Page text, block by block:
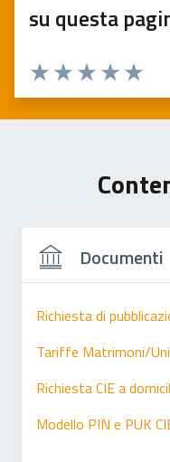
su questa
Valuta 4
Valuta 3
Valuta 2 stelle
Valuta 1 stelle su 5
Documenti
Richiesta di
Tariffe Matrimoni/
Richiesta CIE a
Modello PIN e PUK